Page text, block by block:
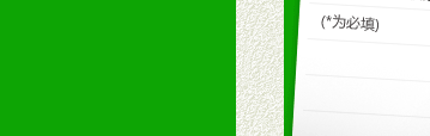
场武器。
2、市场保护支持：供
3、对代理商、经销商
4、营销技术支持：因